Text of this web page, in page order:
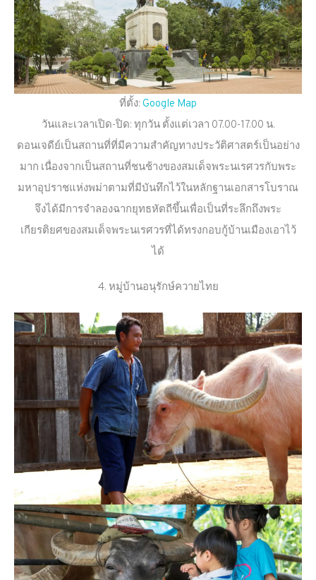
ที่ตั้ง: Google Map
วันและเวลาเปิด-ปิด: ทุกวัน ตั้งแต่เวลา 07.00-17.00 น.
ดอนเจดีย์เป็นสถานที่ที่มีความสำคัญทางประวัติศาสตร์เป็นอย่าง
มาก เนื่องจากเป็นสถานที่ชนช้างของสมเด็จพระนเรศวรกับพระ
มหาอุปราชแห่งพม่าตามที่มีบันทึกไว้ในหลักฐานเอกสารโบราณ
จึงได้มีการจำลองฉากยุทธหัตถีขึ้นเพื่อเป็นที่ระลึกถึงพระ
เกียรติยศของสมเด็จพระนเรศวรที่ได้ทรงกอบกู้บ้านเมืองเอาไว้
ได้
4. หมู่บ้านอนุรักษ์ควายไทย